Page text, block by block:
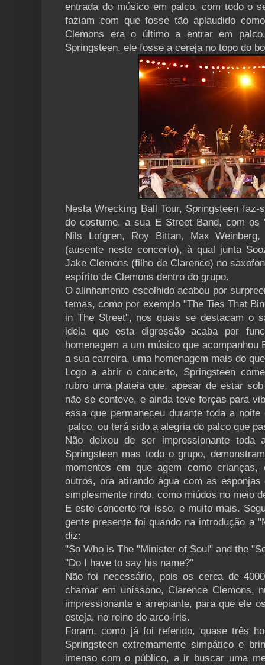
entrada do músico em palco, com todo o
faziam com que fosse tão aplaudido
Clemons era o último a entrar em
Springsteen, ele fosse a cereja no topo do
Nesta Wrecking Ball Tour, Springsteen
do costume, a sua E Street Band, com os
Nils Lofgren, Roy Bittan, Max
(ausente neste concerto), à qual junta
Jake Clemons (filho de Clarence) no
espírito de Clemons dentro do grupo.
O alinhamento escolhido acabou por
temas, como por exemplo "The Ties That
in The Street", nos quais se destacam o
ideia que esta digressão acaba por
homenagem a um músico que acompanhou
a sua carreira, uma homenagem mais do
Logo a abrir o concerto, Springsteen
rubro uma plateia que, apesar de estar
não se conteve, e ainda teve forças para
essa que permaneceu durante toda a
palco, ou terá sido a alegria do palco que
Não deixou de ser impressionante toda
Springsteen mas todo o grupo,
momentos em que agem como
outros, ora atirando água com as
simplesmente rindo, como miúdos no meio
E este concerto foi isso, e muito mais.
gente presente foi quando na introdução a
diz:
"So Who is The "Minister of Soul" and the
"Do I have to say his name?"
Não foi necessário, pois os cerca de
chamar em uníssono, Clarence Clemons,
impressionante e arrepiante, para que ele
esteja, no reino do arco-íris.
Foram, como já foi referido, quase três
Springsteen extremamente simpático e
imenso com o público, a ir buscar uma